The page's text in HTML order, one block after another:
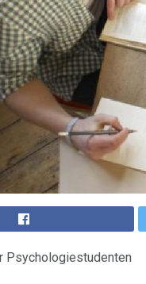
Psychologiestudenten